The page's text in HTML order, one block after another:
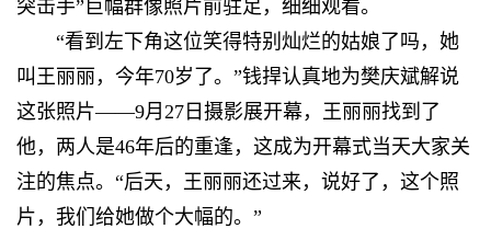
突击手”巨幅群像照片前驻足，细细观看。
“看到左下角这位笑得特别灿烂的姑娘了吗，她
叫王丽丽，今年70岁了。”钱捍认真地为樊庆斌解说
这张照片——9月27日摄影展开幕，王丽丽找到了
他，两人是46年后的重逢，这成为开幕式当天大家关
注的焦点。“后天，王丽丽还过来，说好了，这个照
片，我们给她做个大幅的。”